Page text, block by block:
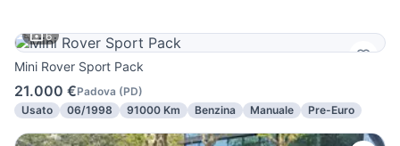
6
Mini Rover Sport Pack
21.000 €Padova (PD)
Usato
06/1998 91000 Km Benzina Manuale Pre-Euro